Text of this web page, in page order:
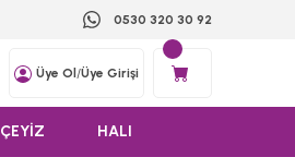
0530 320 30 92
Üye Ol /Üye Girişi
ÇEYİZ HALI